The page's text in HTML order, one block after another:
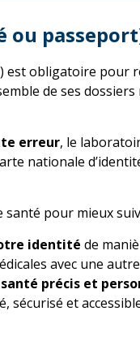
ou
est obligatoire pour
de ses
erreur, le
nationale
pour mieux
identité de
avec une
précis et
sécurisé et